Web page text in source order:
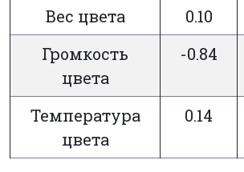
Вес цвета
0.10
Громкость
цвета
-0.84
Температура
цвета
0.14